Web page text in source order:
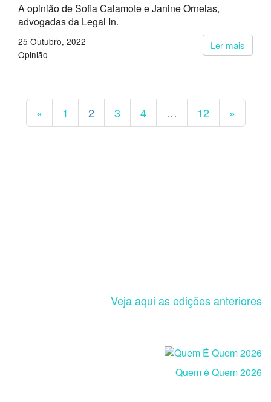
A opinião de Sofia Calamote e Janine Ornelas,
advogadas da Legal In.
Ler mais
25 Outubro, 2022
Opinião
« 1 2 3 4 … 12 »
Veja aqui as edições anteriores
Quem é Quem 2026